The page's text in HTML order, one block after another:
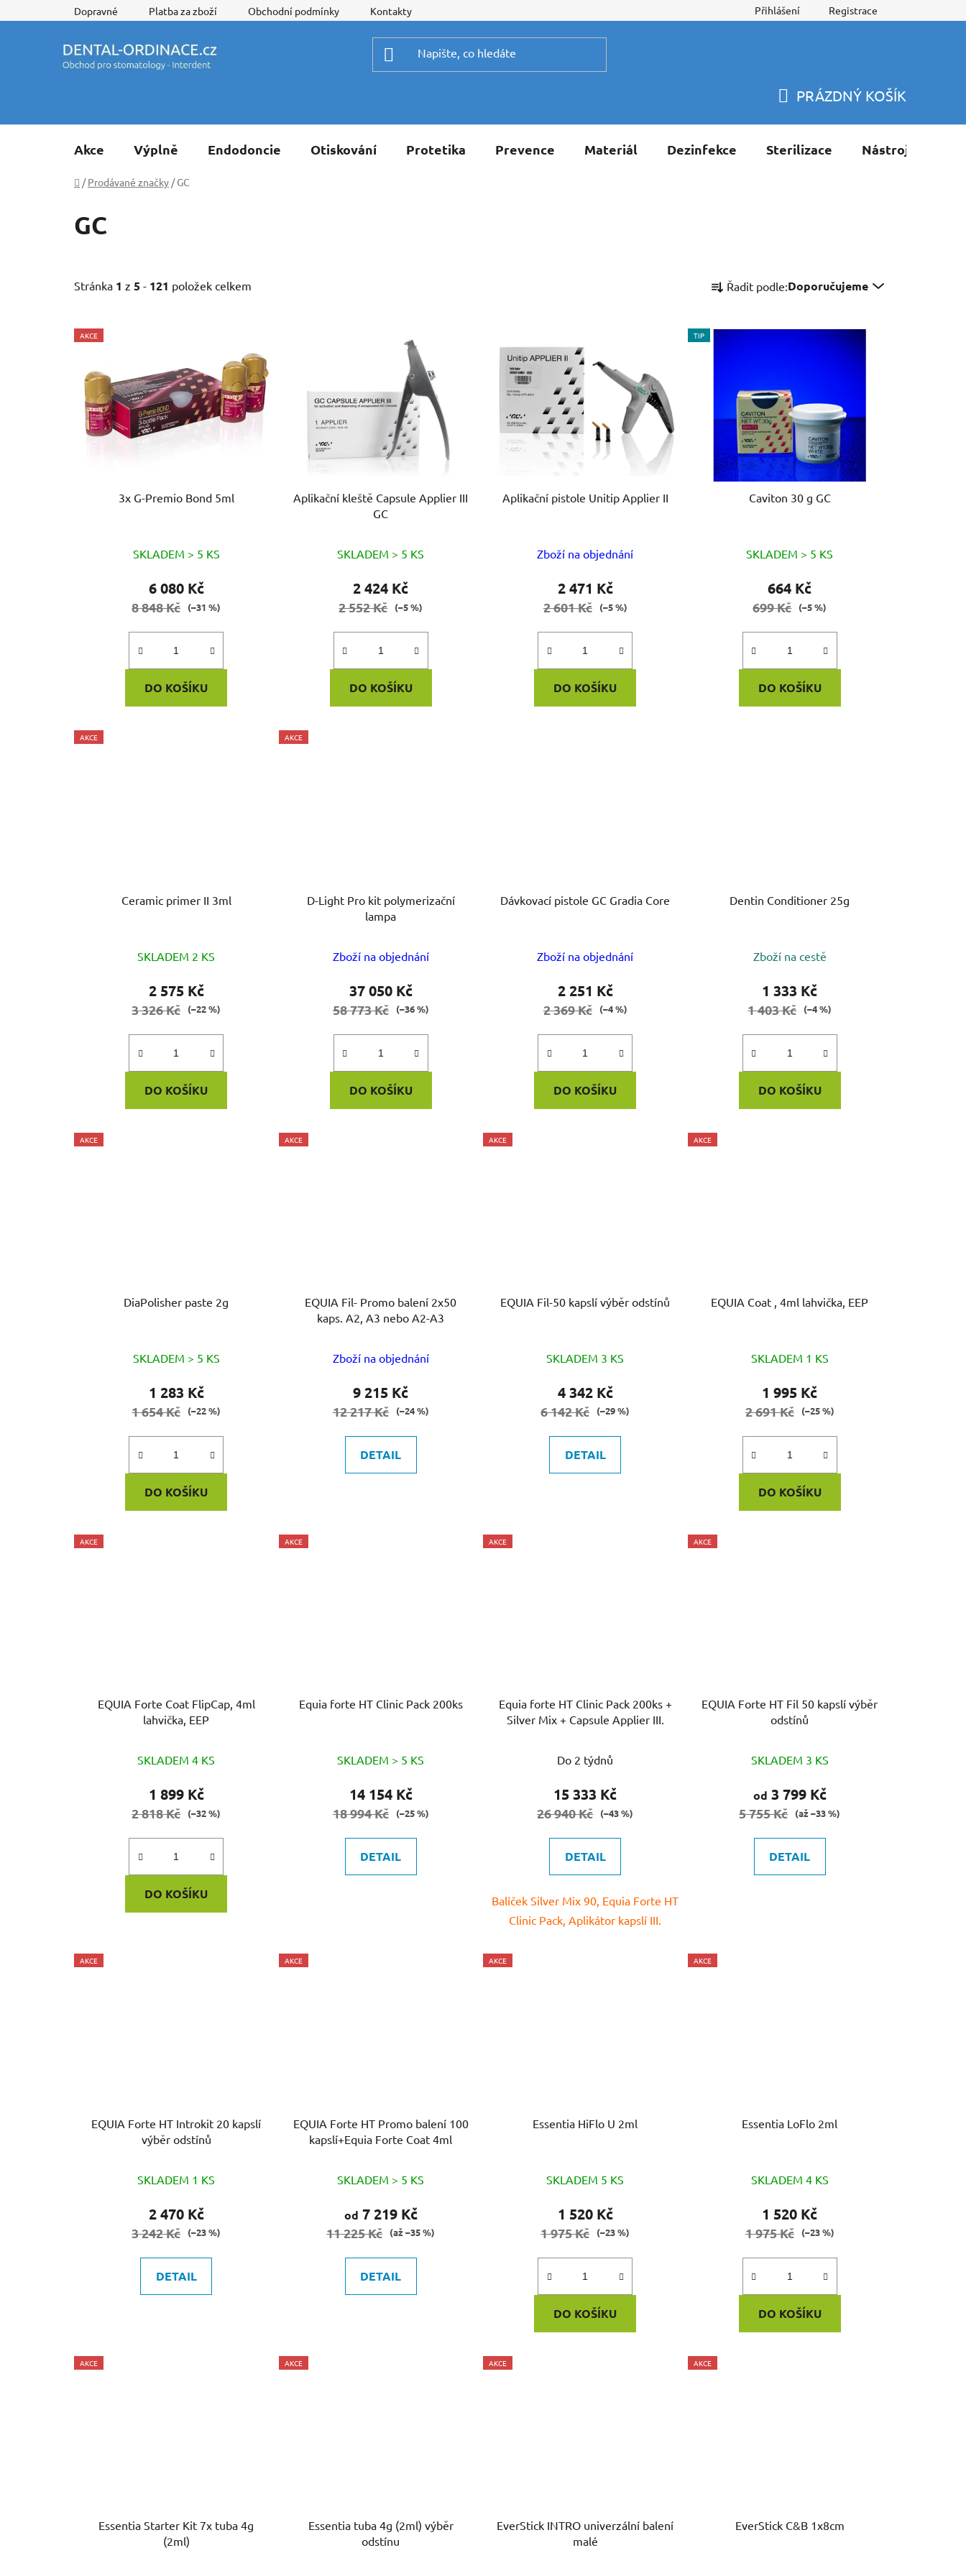
na
Dopravné Platba za zboží Obchodní podmínky Kontakty Přihlášení Registrace
KOŠÍK
PRÁZDNÝ KOŠÍK
Akce Výplně Endodoncie Otiskování Protetika Prevence Materiál Dezinfekce Sterilizace Nástroje
Domů
/ Prodávané značky / GC
GC
Stránka 1 z 5 - 121 položek celkem
a
e
n
o
d
u
k
Řadit podle:Doporučujeme
V
ý
AKCE
3x G-Premio Bond 5ml
SKLADEM > 5 KS
6 080 Kč
8 848 Kč (–31 %)
DO KOŠÍKU
Aplikační kleště Capsule Applier III
GC
SKLADEM > 5 KS
2 424 Kč
2 552 Kč (–5 %)
DO KOŠÍKU
Aplikační pistole Unitip Applier II
Zboží na objednání
2 471 Kč
2 601 Kč (–5 %)
DO KOŠÍKU
TIP
Caviton 30 g GC
SKLADEM > 5 KS
664 Kč
699 Kč (–5 %)
DO KOŠÍKU
AKCE
Ceramic primer II 3ml
SKLADEM 2 KS
2 575 Kč
3 326 Kč (–22 %)
DO KOŠÍKU
AKCE
D-Light Pro kit polymerizační
lampa
Zboží na objednání
37 050 Kč
58 773 Kč (–36 %)
DO KOŠÍKU
Dávkovací pistole GC Gradia Core
Zboží na objednání
2 251 Kč
2 369 Kč (–4 %)
DO KOŠÍKU
Dentin Conditioner 25g
Zboží na cestě
1 333 Kč
1 403 Kč (–4 %)
DO KOŠÍKU
AKCE
DiaPolisher paste 2g
SKLADEM > 5 KS
1 283 Kč
1 654 Kč (–22 %)
DO KOŠÍKU
AKCE
EQUIA Fil- Promo balení 2x50
kaps. A2, A3 nebo A2-A3
Zboží na objednání
9 215 Kč
12 217 Kč (–24 %)
DETAIL
AKCE
EQUIA Fil-50 kapslí výběr odstínů
SKLADEM 3 KS
4 342 Kč
6 142 Kč (–29 %)
DETAIL
AKCE
EQUIA Coat , 4ml lahvička, EEP
SKLADEM 1 KS
1 995 Kč
2 691 Kč (–25 %)
DO KOŠÍKU
AKCE
EQUIA Forte Coat FlipCap, 4ml
lahvička, EEP
SKLADEM 4 KS
1 899 Kč
2 818 Kč (–32 %)
DO KOŠÍKU
AKCE
Equia forte HT Clinic Pack 200ks
SKLADEM > 5 KS
14 154 Kč
18 994 Kč (–25 %)
DETAIL
AKCE
Equia forte HT Clinic Pack 200ks +
Silver Mix + Capsule Applier III.
Do 2 týdnů
15 333 Kč
26 940 Kč (–43 %)
DETAIL
Balíček Silver Mix 90, Equia Forte HT
Clinic Pack, Aplikátor kapslí III.
AKCE
EQUIA Forte HT Fil 50 kapslí výběr
odstínů
hodnocení
produktu
5
SKLADEM 3 KS
od 3 799 Kč
5 755 Kč (až –33 %)
DETAIL
AKCE
EQUIA Forte HT Introkit 20 kapslí
výběr odstínů
SKLADEM 1 KS
2 470 Kč
3 242 Kč (–23 %)
DETAIL
AKCE
EQUIA Forte HT Promo balení 100
kapslí+Equia Forte Coat 4ml
SKLADEM > 5 KS
od 7 219 Kč
11 225 Kč (až –35 %)
DETAIL
AKCE
Essentia HiFlo U 2ml
SKLADEM 5 KS
1 520 Kč
1 975 Kč (–23 %)
DO KOŠÍKU
AKCE
Essentia LoFlo 2ml
SKLADEM 4 KS
1 520 Kč
1 975 Kč (–23 %)
DO KOŠÍKU
AKCE
Essentia Starter Kit 7x tuba 4g
(2ml)
AKCE
Essentia tuba 4g (2ml) výběr
odstínu
AKCE
EverStick INTRO univerzální balení
malé
AKCE
EverStick C&B 1x8cm